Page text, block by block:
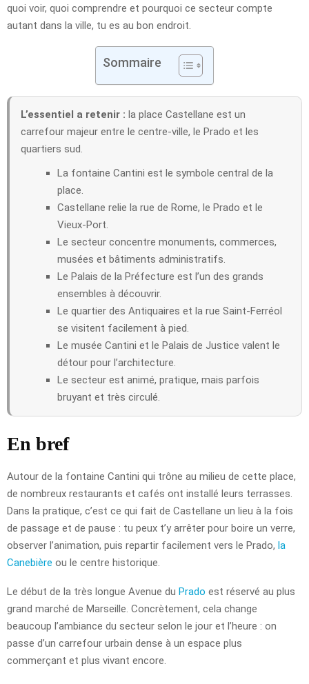
quoi voir, quoi comprendre et pourquoi ce secteur compte
autant dans la ville, tu es au bon endroit.
Sommaire
L’essentiel a retenir : la place Castellane est un
carrefour majeur entre le centre-ville, le Prado et les
quartiers sud.
La fontaine Cantini est le symbole central de la
place.
Castellane relie la rue de Rome, le Prado et le
Vieux-Port.
Le secteur concentre monuments, commerces,
musées et bâtiments administratifs.
Le Palais de la Préfecture est l’un des grands
ensembles à découvrir.
Le quartier des Antiquaires et la rue Saint-Ferréol
se visitent facilement à pied.
Le musée Cantini et le Palais de Justice valent le
détour pour l’architecture.
Le secteur est animé, pratique, mais parfois
bruyant et très circulé.
En bref
Autour de la fontaine Cantini qui trône au milieu de cette place,
de nombreux restaurants et cafés ont installé leurs terrasses.
Dans la pratique, c’est ce qui fait de Castellane un lieu à la fois
de passage et de pause : tu peux t’y arrêter pour boire un verre,
observer l’animation, puis repartir facilement vers le Prado, la
Canebière ou le centre historique.
Le début de la très longue Avenue du Prado est réservé au plus
grand marché de Marseille. Concrètement, cela change
beaucoup l’ambiance du secteur selon le jour et l’heure : on
passe d’un carrefour urbain dense à un espace plus
commerçant et plus vivant encore.